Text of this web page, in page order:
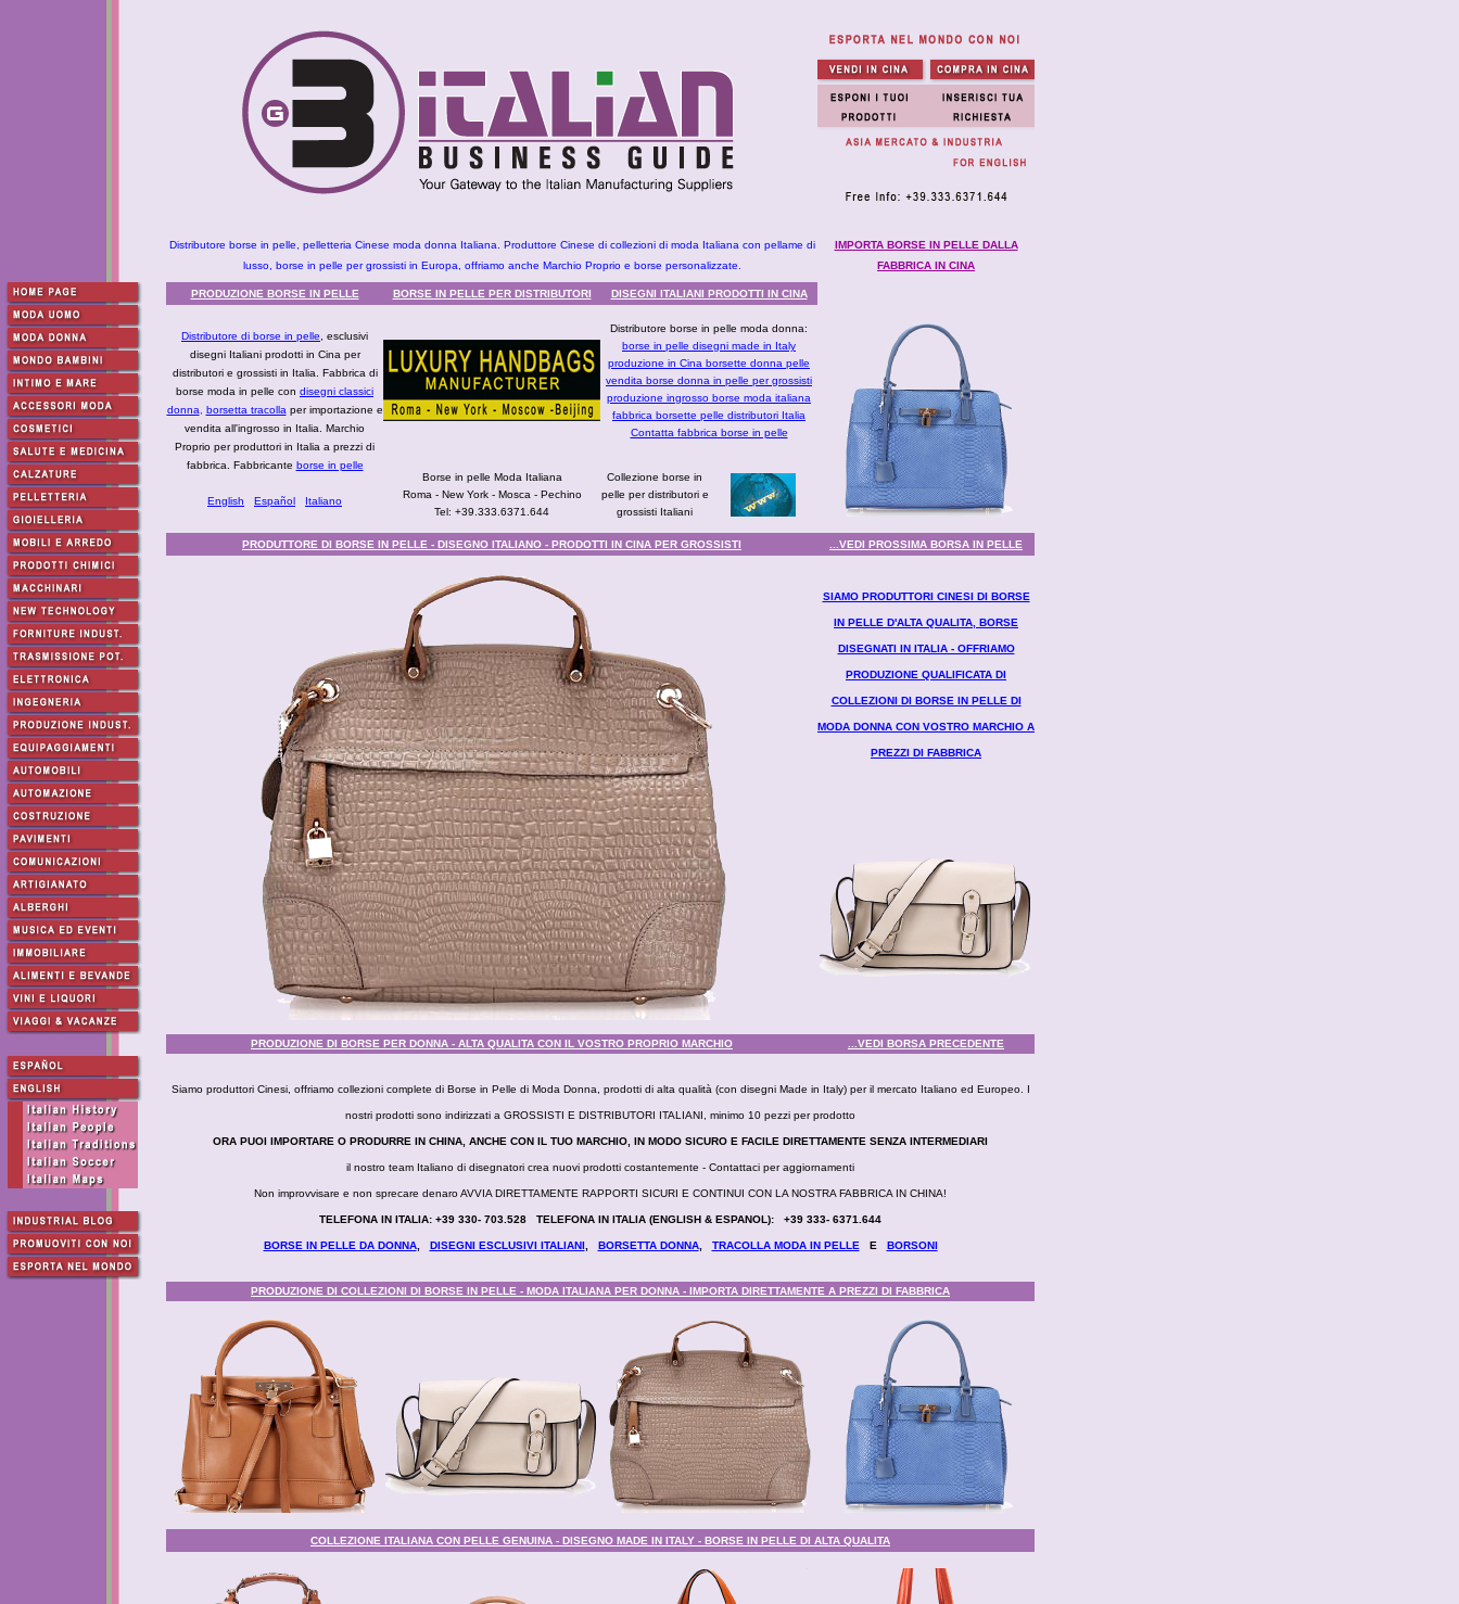
Distributore borse in pelle, pelletteria Cinese moda donna Italiana. Produttore Cinese di collezioni di moda Italiana con pellame di
lusso, borse in pelle per grossisti in Europa, offriamo anche Marchio Proprio e borse personalizzate.
IMPORTA BORSE IN PELLE DALLA
FABBRICA IN CINA
PRODUZIONE BORSE IN PELLE BORSE IN PELLE PER DISTRIBUTORI DISEGNI ITALIANI PRODOTTI IN CINA
Distributore di borse in pelle , esclusivi
disegni Italiani prodotti in Cina per
distributori e grossisti in Italia. Fabbrica di
borse moda in pelle con disegni classici
donna
borsetta tracolla per importazione e
vendita all'ingrosso in Italia. Marchio
Proprio per produttori in Italia a prezzi di
fabbrica. Fabbricante borse in pelle
English Español Italiano
Distributore borse in pelle moda donna:
borse in pelle disegni made in Italy
produzione in Cina borsette donna pelle
vendita borse donna in pelle per grossisti
produzione ingrosso borse moda italiana
fabbrica borsette pelle distributori Italia
Contatta fabbrica borse in pelle
Borse in pelle Moda Italiana
Roma - New York - Mosca - Pechino
Tel: +39.333.6371.644
Collezione borse in
pelle per distributori e
grossisti Italiani
PRODUTTORE DI BORSE IN PELLE - DISEGNO ITALIANO - PRODOTTI IN CINA PER GROSSISTI ...VEDI PROSSIMA BORSA IN PELLE
SIAMO PRODUTTORI CINESI DI BORSE
IN PELLE D'ALTA QUALITA, BORSE
DISEGNATI IN ITALIA - OFFRIAMO
PRODUZIONE QUALIFICATA DI
COLLEZIONI DI BORSE IN PELLE DI
MODA DONNA CON VOSTRO MARCHIO A
PREZZI DI FABBRICA
PRODUZIONE DI BORSE PER DONNA - ALTA QUALITA CON IL VOSTRO PROPRIO MARCHIO ...VEDI BORSA PRECEDENTE
Siamo produttori Cinesi, offriamo collezioni complete di Borse in Pelle di Moda Donna, prodotti di alta qualità (con disegni Made in Italy) per il mercato Italiano ed Europeo. I
nostri prodotti sono indirizzati a GROSSISTI E DISTRIBUTORI ITALIANI, minimo 10 pezzi per prodotto
ORA PUOI IMPORTARE O PRODURRE IN CHINA, ANCHE CON IL TUO MARCHIO, IN MODO SICURO E FACILE DIRETTAMENTE SENZA INTERMEDIARI
il nostro team Italiano di disegnatori crea nuovi prodotti costantemente - Contattaci per aggiornamenti
Non improvvisare e non sprecare denaro AVVIA DIRETTAMENTE RAPPORTI SICURI E CONTINUI CON LA NOSTRA FABBRICA IN CHINA!
TELEFONA IN ITALIA: +39 330- 703.528 TELEFONA IN ITALIA (ENGLISH & ESPANOL): +39 333- 6371.644
BORSE IN PELLE DA DONNA, DISEGNI ESCLUSIVI ITALIANI, BORSETTA DONNA, TRACOLLA MODA IN PELLE E BORSONI
PRODUZIONE DI COLLEZIONI DI BORSE IN PELLE - MODA ITALIANA PER DONNA - IMPORTA DIRETTAMENTE A PREZZI DI FABBRICA
COLLEZIONE ITALIANA CON PELLE GENUINA - DISEGNO MADE IN ITALY - BORSE IN PELLE DI ALTA QUALITA